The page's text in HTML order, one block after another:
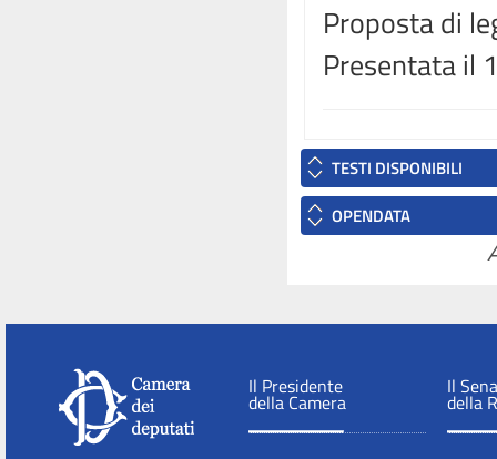
Proposta di
Presentata il
TESTI DISPONIBILI
OPENDATA
Il Presidente
della Camera
Il
della